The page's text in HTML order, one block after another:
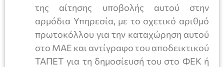
της αίτησης υποβολής αυτού στην
αρμόδια Υπηρεσία, με το σχετικό αριθμό
πρωτοκόλλου για την καταχώρηση αυτού
στο ΜΑΕ και αντίγραφο του αποδεικτικού
ΤΑΠΕΤ για τη δημοσίευσή του στο ΦΕΚ ή